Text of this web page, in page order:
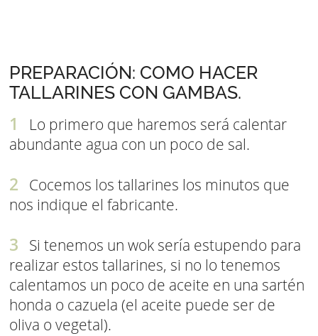
PREPARACIÓN: COMO HACER
TALLARINES CON GAMBAS.
Lo primero que haremos será calentar
abundante agua con un poco de sal.
Cocemos los tallarines los minutos que
nos indique el fabricante.
Si tenemos un wok sería estupendo para
realizar estos tallarines, si no lo tenemos
calentamos un poco de aceite en una sartén
honda o cazuela (el aceite puede ser de
oliva o vegetal).